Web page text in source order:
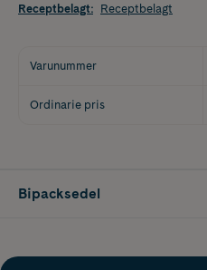
Receptbelagt: Receptbelagt
Varunummer
Ordinarie pris
Bipacksedel